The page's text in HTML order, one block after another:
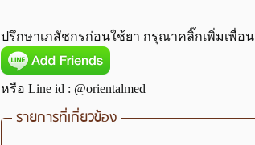
ปรึกษาเภสัชกรก่อนใช้ยา กรุณาคลิ๊กเพิ่มเพื่อน
หรือ Line id : @orientalmed
รายการที่เกี่ยวข้อง